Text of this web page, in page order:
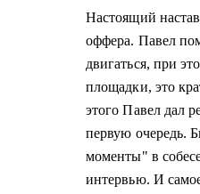
Настоящий
оффера. Павел
двигаться, при
площадки, это
этого Павел дал
первую очередь.
моменты" в
интервью. И